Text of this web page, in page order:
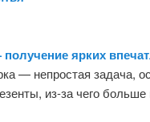
ярких
— непростая задача,
из-за чего